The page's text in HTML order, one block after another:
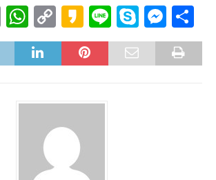
E
m
ai
W
h
at
A
C
o
p
Li
n
K
a
k
o
Li
n
e
S
k
y
M
e
ss
h
ar